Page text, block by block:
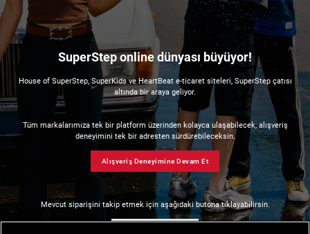
SuperStep online dünyası büyüyor!
House of SuperStep, SuperKids ve HeartBeat e-ticaret siteleri, SuperStep çatısı
altında bir araya geliyor.
Tüm markalarımıza tek bir platform üzerinden kolayca ulaşabilecek, alışveriş
deneyimini tek bir adresten sürdürebileceksin.
Alışveriş Deneyimine Devam Et
Mevcut siparişini takip etmek için aşağıdaki butona tıklayabilirsin.